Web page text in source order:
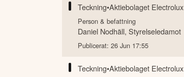
Teckning•Aktiebolaget Electrolux
Person & befattning
Daniel Nodhäll, Styrelseledamot
Publicerat: 26 Jun 17:55
Teckning•Aktiebolaget Electrolux